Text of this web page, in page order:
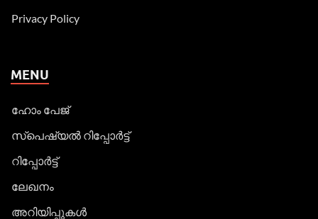
Privacy Policy
MENU
ഹോം പേജ്
സ്പെഷ്യൽ റിപ്പോര്‍ട്ട്
റിപ്പോര്‍ട്ട്
ലേഖനം
അറിയിപ്പുകള്‍